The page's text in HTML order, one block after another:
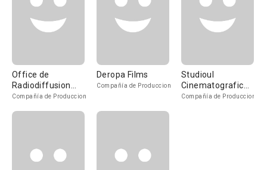
Office de
Radiodiffusion
Télévision
Compañía de Produccion
Deropa Films
Compañía de Produccion
Studioul
Cinematografic
Bucuresti
Compañía de Produccion